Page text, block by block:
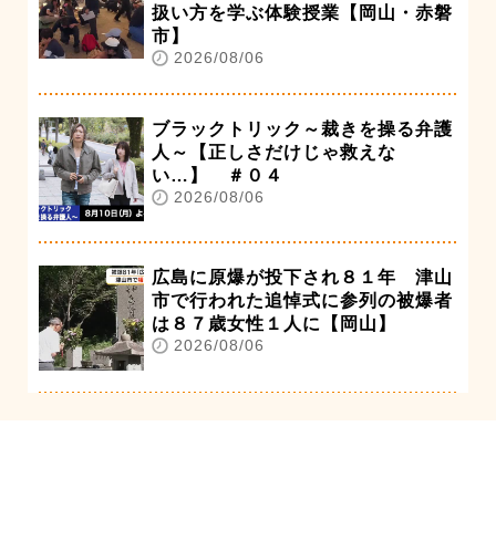
扱い方を学ぶ体験授業【岡山・赤磐
市】
2026/08/06
ブラックトリック～裁きを操る弁護
人～【正しさだけじゃ救えな
い…】 ＃０４
2026/08/06
広島に原爆が投下され８１年 津山
市で行われた追悼式に参列の被爆者
は８７歳女性１人に【岡山】
2026/08/06